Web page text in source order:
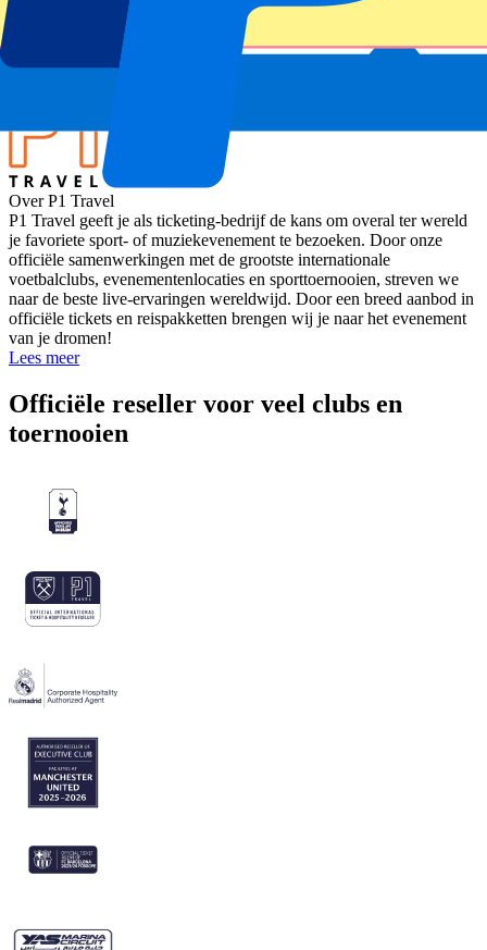
Turin, Italië
Over P1 Travel
P1 Travel geeft je als ticketing-bedrijf de kans om overal ter wereld
je favoriete sport- of muziekevenement te bezoeken. Door onze
officiële samenwerkingen met de grootste internationale
voetbalclubs, evenementenlocaties en sporttoernooien, streven we
naar de beste live-ervaringen wereldwijd. Door een breed aanbod in
officiële tickets en reispakketten brengen wij je naar het evenement
van je dromen!
Lees meer
Officiële reseller voor veel clubs en
toernooien